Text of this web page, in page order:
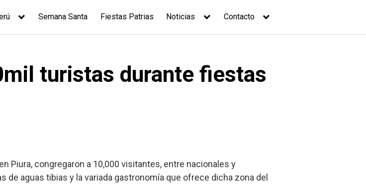
Semana Santa Fiestas Patrias Noticias Contacto
turistas durante fiestas
Piura, congregaron a 10,000 visitantes, entre nacionales y
de aguas tibias y la variada gastronomía que ofrece dicha zona del